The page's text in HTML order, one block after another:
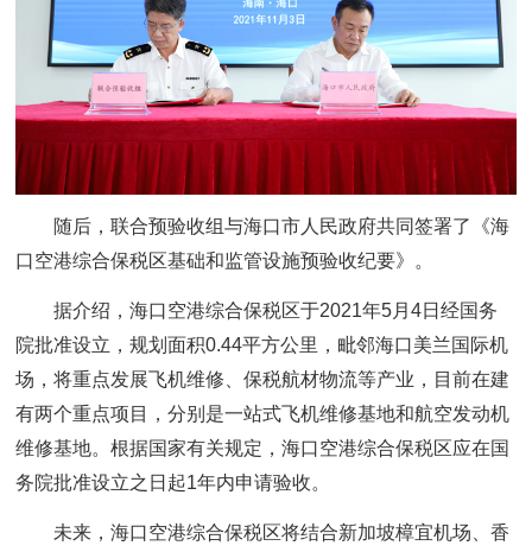
随后，联合预验收组与海口市人民政府共同签署了《海
口空港综合保税区基础和监管设施预验收纪要》。
据介绍，海口空港综合保税区于2021年5月4日经国务
院批准设立，规划面积0.44平方公里，毗邻海口美兰国际机
场，将重点发展飞机维修、保税航材物流等产业，目前在建
有两个重点项目，分别是一站式飞机维修基地和航空发动机
维修基地。根据国家有关规定，海口空港综合保税区应在国
务院批准设立之日起1年内申请验收。
未来，海口空港综合保税区将结合新加坡樟宜机场、香